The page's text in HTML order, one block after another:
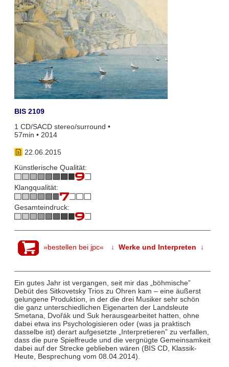
BIS 2109
1 CD/SACD stereo/surround •
57min • 2014
22.06.2015
Künstlerische Qualität:
Klangqualität:
Gesamteindruck:
»bestellen bei jpc« ↓ Werke und Interpreten ↓
Ein gutes Jahr ist vergangen, seit mir das „böhmische”
Debüt des Sitkovetsky Trios zu Ohren kam – eine äußerst
gelungene Produktion, in der die drei Musiker sehr schön
die ganz unterschiedlichen Eigenarten der Landsleute
Smetana, Dvořák und Suk herausgearbeitet hatten, ohne
dabei etwa ins Psychologisieren oder (was ja praktisch
dasselbe ist) derart aufgesetzte „Interpretieren” zu verfallen,
dass die pure Spielfreude und die vergnügte Gemeinsamkeit
dabei auf der Strecke geblieben wären (BIS CD, Klassik-
Heute, Besprechung vom 08.04.2014).